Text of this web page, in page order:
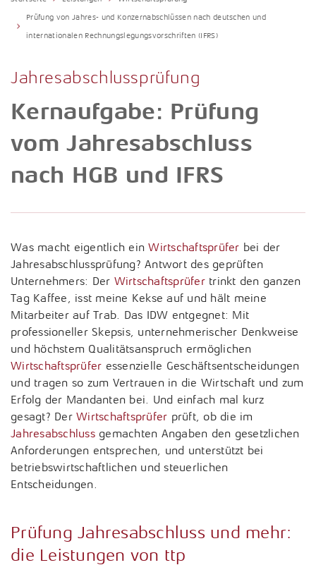
Prüfung von Jahres- und Konzernabschlüssen nach deutschen und
internationalen Rechnungslegungsvorschriften (IFRS)
Jahresabschlussprüfung
Kernaufgabe: Prüfung
vom Jahresabschluss
nach HGB und IFRS
Was macht eigentlich einWirtschaftsprüfer bei der
Jahresabschlussprüfung? Antwort des geprüften
Unternehmers: Der Wirtschaftsprüfertrinkt den ganzen
Tag Kaffee, isst meine Kekse auf und hält meine
Mitarbeiter auf Trab. Das IDW entgegnet: Mit
professioneller Skepsis, unternehmerischer Denkweise
und höchstem Qualitätsanspruch ermöglichen
Wirtschaftsprüfer essenzielle Geschäftsentscheidungen
und tragen so zum Vertrauen in die Wirtschaft und zum
Erfolg der Mandanten bei. Und einfach mal kurz
gesagt? Der Wirtschaftsprüfer prüft, ob die im
Jahresabschlussgemachten Angaben den gesetzlichen
Anforderungen entsprechen, und unterstützt bei
betriebswirtschaftlichen und steuerlichen
Entscheidungen.
Prüfung Jahresabschluss und mehr:
die Leistungen von ttp
Arbeitgeberleistungen
Studium, Ausbildung und Praktikum
Bewerbung
Unternehmensberatung
Internationales Steuerrecht
Konzerne und Großkunden / ttp GTS
Nachhaltigkeitsberichterstattung
Öffentlicher Sektor
Rechtliche Vorsorge / Nachlass
Restrukturierung und Sanierung
Sozial- und Gesundheitswesen
Start-Up-Betreuung / ttpreneur
Steuerstrafrecht
Tax Compliance / Verfahrensdokumentation
Unternehmensnachfolge
Vermögensnachfolge
Vermögensplanung
Presse
Downloads
Porträt
Vorstand & Partner
Philosophie
Standorte
Geschichte